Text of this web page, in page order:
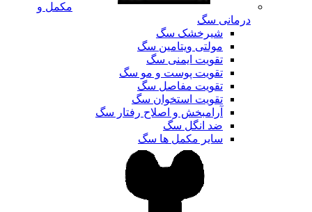
مکمل و
درمانی سگ
شیرخشک سگ
مولتی ویتامین سگ
تقویت ایمنی سگ
تقویت پوست و مو سگ
تقویت مفاصل سگ
تقویت استخوان سگ
آرامبخش و اصلاح رفتار سگ
ضد انگل سگ
سایر مکمل ها سگ